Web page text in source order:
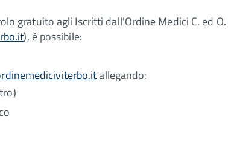
gratuito agli Iscritti dall'Ordine Medici C. ed
), è possibile:
allegando: